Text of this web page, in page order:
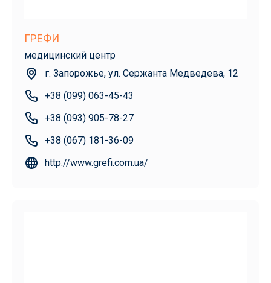
ГРЕФИ
медицинский центр
г. Запорожье, ул. Сержанта Медведева, 12
+38 (099) 063-45-43
+38 (093) 905-78-27
+38 (067) 181-36-09
http://www.grefi.com.ua/